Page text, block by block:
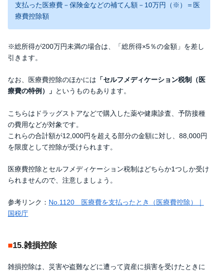
支払った医療費－保険金などの補てん額－10万円（※）＝医
療費控除額
※総所得が200万円未満の場合は、「総所得×5％の金額」を差し
引きます。
なお、医療費控除のほかには 「セルフメディケーション税制（医
療費の特例）」 というものもあります。
こちらはドラッグストアなどで購入した薬や健康診査、予防接種
の費用などが対象です。
これらの合計額が12,000円を超える部分の金額に対し、88,000円
を限度として控除が受けられます。
医療費控除とセルフメディケーション税制はどちらか1つしか受け
られませんので、注意しましょう。
参考リンク： No.1120 医療費を支払ったとき（医療費控除）｜
国税庁
15.雑損控除
雑損控除は、災害や盗難などに遭って資産に損害を受けたときに